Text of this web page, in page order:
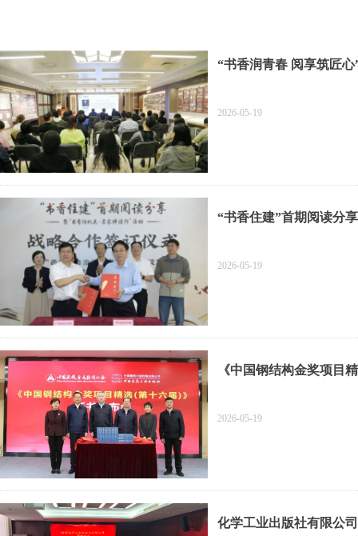
“书香润青春 阅享筑匠
2026-05-19
“书香住建”首期阅读分
2026-05-19
《中国钢结构金奖项目
2026-05-19
化学工业出版社有限公